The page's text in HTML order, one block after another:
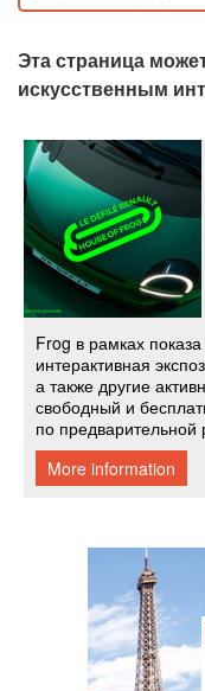
Эта страница
искусственным